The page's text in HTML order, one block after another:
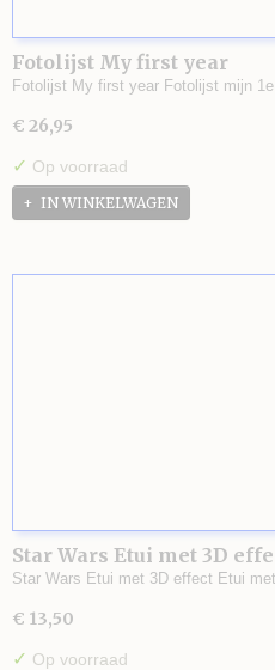
Fotolijst My first year
Fotolijst My first year Fotolijst mijn
€ 26,95
✓ Op voorraad
IN WINKELWAGEN
Star Wars Etui met 3D
Star Wars Etui met 3D effect Etui
€ 13,50
✓ Op voorraad